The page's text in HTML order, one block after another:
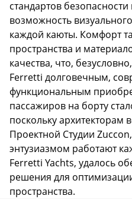
стандартов
возможность
каждой каюты. Комфорт
пространства и
качества, что,
Ferretti долговечным,
функциональным
пассажиров на борту
поскольку
Проектной Студии
энтузиазмом работают
Ferretti Yachts, удалось
решения для
пространства.